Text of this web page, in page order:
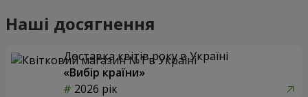
Наші досягнення
Доставка квітів року в Україні
«Вибір країни»
2026 рік